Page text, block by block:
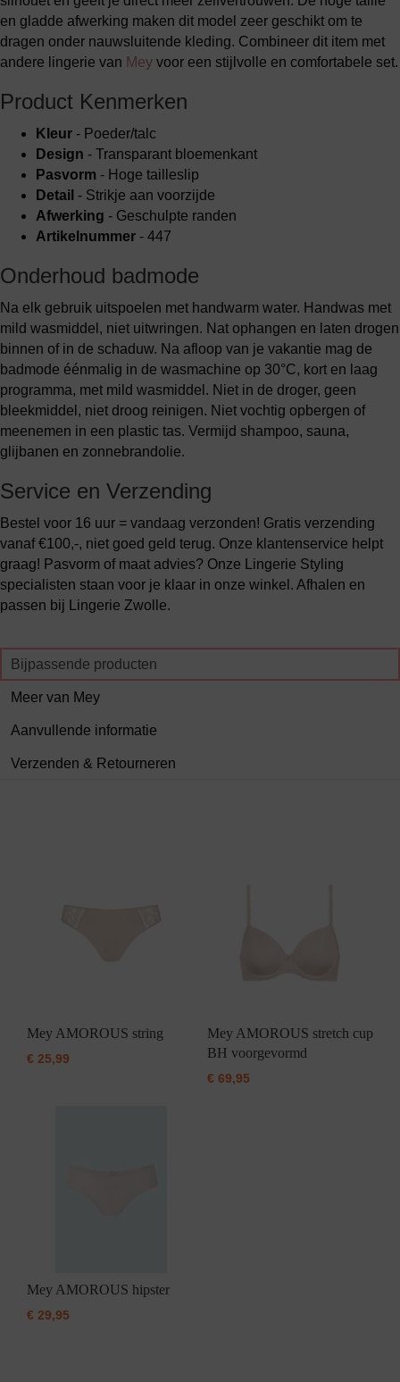
en gladde afwerking maken dit model zeer geschikt om te
dragen onder nauwsluitende kleding. Combineer dit item met
andere lingerie van Mey voor een stijlvolle en comfortabele set.
Product Kenmerken
Kleur - Poeder/talc
Design - Transparant bloemenkant
Pasvorm - Hoge tailleslip
Detail - Strikje aan voorzijde
Afwerking - Geschulpte randen
Artikelnummer - 447
Onderhoud badmode
Na elk gebruik uitspoelen met handwarm water. Handwas met
mild wasmiddel, niet uitwringen. Nat ophangen en laten drogen
binnen of in de schaduw. Na afloop van je vakantie mag de
badmode éénmalig in de wasmachine op 30°C, kort en laag
programma, met mild wasmiddel. Niet in de droger, geen
bleekmiddel, niet droog reinigen. Niet vochtig opbergen of
meenemen in een plastic tas. Vermijd shampoo, sauna,
glijbanen en zonnebrandolie.
Service en Verzending
Bestel voor 16 uur = vandaag verzonden! Gratis verzending
vanaf €100,-, niet goed geld terug. Onze klantenservice helpt
graag! Pasvorm of maat advies? Onze Lingerie Styling
specialisten staan voor je klaar in onze winkel. Afhalen en
passen bij Lingerie Zwolle.
Bijpassende producten
Meer van Mey
Aanvullende informatie
Verzenden & Retourneren
Mey AMOROUS string
€ 25,99
Mey AMOROUS stretch cup
BH voorgevormd
€69,95
Mey AMOROUS hipster
€ 29,95